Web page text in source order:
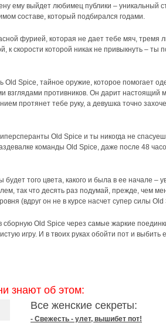
ему выйдет любимец публики – уникальный
составе, который подбирался годами.
фурией, которая не дает тебе мяч, тремя
скорости которой никак не привыкнуть – ты
Old Spice, тайное оружие, которое помогает
противников. Он дарит настоящий
протянет тебе руку, а девушка точно
Old Spice и ты никогда не
команды Old Spice, даже после 48
того цвета, какого и была в ее начале –
так что десять раз подумай, прежде, чем
(вдруг он не в курсе насчет супер силы
Old Spice через самые жаркие
игру. И в твоих руках обойти пот и выбить
знают об этом:
Все женские секреты:
- Свежесть - улет, вышибет пот!